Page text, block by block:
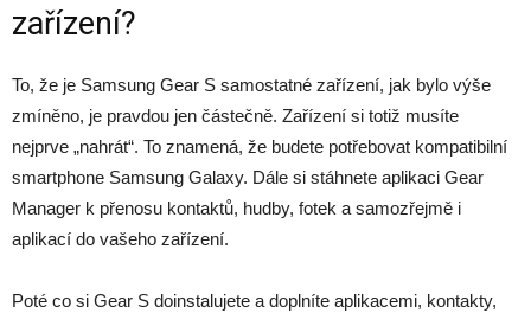
zařízení?
To, že je Samsung Gear S samostatné zařízení, jak bylo výše
zmíněno, je pravdou jen částečně. Zařízení si totiž musíte
nejprve „nahrát“. To znamená, že budete potřebovat kompatibilní
smartphone Samsung Galaxy. Dále si stáhnete aplikaci Gear
Manager k přenosu kontaktů, hudby, fotek a samozřejmě i
aplikací do vašeho zařízení.
Poté co si Gear S doinstalujete a doplníte aplikacemi, kontakty,